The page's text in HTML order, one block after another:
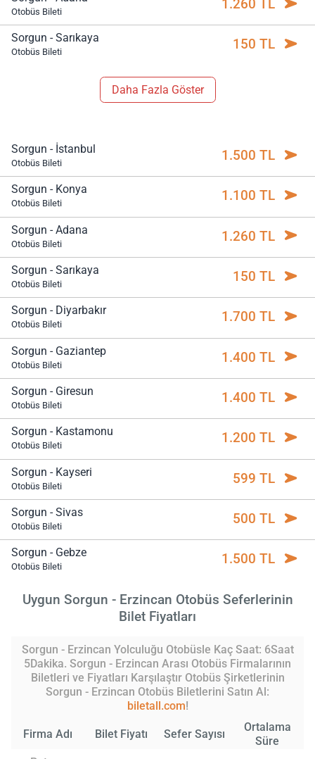
Otobüs Bileti 1.260 TL
Sorgun - Sarıkaya
Otobüs Bileti 150 TL
Daha Fazla Göster
Sorgun - İstanbul
Otobüs Bileti 1.500 TL
Sorgun - Konya
Otobüs Bileti 1.100 TL
Sorgun - Adana
Otobüs Bileti 1.260 TL
Sorgun - Sarıkaya
Otobüs Bileti 150 TL
Sorgun - Diyarbakır
Otobüs Bileti 1.700 TL
Sorgun - Gaziantep
Otobüs Bileti 1.400 TL
Sorgun - Giresun
Otobüs Bileti 1.400 TL
Sorgun - Kastamonu
Otobüs Bileti 1.200 TL
Sorgun - Kayseri
Otobüs Bileti 599 TL
Sorgun - Sivas
Otobüs Bileti 500 TL
Sorgun - Gebze
Otobüs Bileti 1.500 TL
Uygun Sorgun - Erzincan Otobüs Seferlerinin
Bilet Fiyatları
Sorgun - Erzincan Yolculuğu Otobüsle Kaç Saat: 6Saat
5Dakika. Sorgun - Erzincan Arası Otobüs Firmalarının
Biletleri ve Fiyatları Karşılaştır Otobüs Şirketlerinin
Sorgun - Erzincan Otobüs Biletlerini Satın Al:
biletall.com!
Firma Adı Bilet Fiyatı Sefer Sayısı
Ortalama
Süre